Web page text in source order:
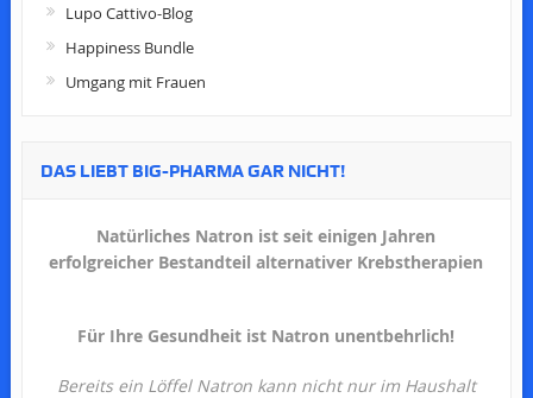
Lupo Cattivo-Blog
Happiness Bundle
Umgang mit Frauen
DAS LIEBT BIG-PHARMA GAR NICHT!
Natürliches Natron ist seit einigen Jahren
erfolgreicher Bestandteil alternativer Krebstherapien
Für Ihre Gesundheit ist Natron unentbehrlich!
Bereits ein Löffel Natron kann nicht nur im Haushalt